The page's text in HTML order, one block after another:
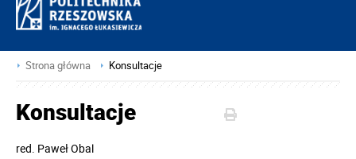
Strona główna Konsultacje
Konsultacje
red. Paweł Obal